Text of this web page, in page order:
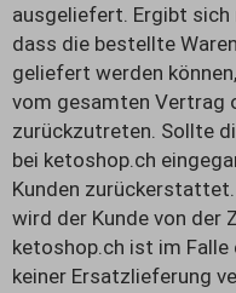
ausgeliefert. Ergibt
dass die bestellte
geliefert werden
vom gesamten Vertrag
zurückzutreten. Sollte
bei ketoshop.ch
Kunden
wird der Kunde von der
ketoshop.ch ist im
keiner Ersatzlieferung